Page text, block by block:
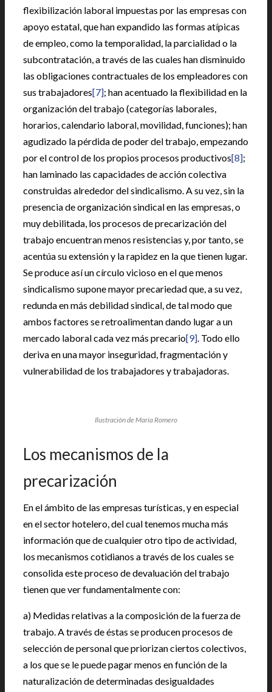
flexibilización laboral impuestas por las empresas con
apoyo estatal, que han expandido las formas atípicas
de empleo, como la temporalidad, la parcialidad o la
subcontratación, a través de las cuales han disminuido
las obligaciones contractuales de los empleadores con
sus trabajadores[7]; han acentuado la flexibilidad en la
organización del trabajo (categorías laborales,
horarios, calendario laboral, movilidad, funciones); han
agudizado la pérdida de poder del trabajo, empezando
por el control de los propios procesos productivos[8];
han laminado las capacidades de acción colectiva
construidas alrededor del sindicalismo. A su vez, sin la
presencia de organización sindical en las empresas, o
muy debilitada, los procesos de precarización del
trabajo encuentran menos resistencias y, por tanto, se
acentúa su extensión y la rapidez en la que tienen lugar.
Se produce así un círculo vicioso en el que menos
sindicalismo supone mayor precariedad que, a su vez,
redunda en más debilidad sindical, de tal modo que
ambos factores se retroalimentan dando lugar a un
mercado laboral cada vez más precario[9]. Todo ello
deriva en una mayor inseguridad, fragmentación y
vulnerabilidad de los trabajadores y trabajadoras.
Ilustración de María Romero
Los mecanismos de la
precarización
En el ámbito de las empresas turísticas, y en especial
en el sector hotelero, del cual tenemos mucha más
información que de cualquier otro tipo de actividad,
los mecanismos cotidianos a través de los cuales se
consolida este proceso de devaluación del trabajo
tienen que ver fundamentalmente con:
a) Medidas relativas a la composición de la fuerza de
trabajo. A través de éstas se producen procesos de
selección de personal que priorizan ciertos colectivos,
a los que se le puede pagar menos en función de la
naturalización de determinadas desigualdades